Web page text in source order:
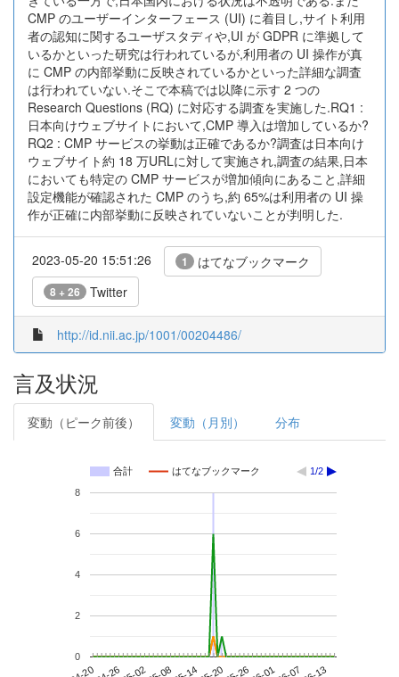
CMP のユーザーインターフェース (UI) に着目し,サイト利用
者の認知に関するユーザスタディや,UI が GDPR に準拠して
いるかといった研究は行われているが,利用者の UI 操作が真
に CMP の内部挙動に反映されているかといった詳細な調査
は行われていない.そこで本稿では以降に示す 2 つの
Research Questions (RQ) に対応する調査を実施した.RQ1 :
日本向けウェブサイトにおいて,CMP 導入は増加しているか?
RQ2 : CMP サービスの挙動は正確であるか?調査は日本向け
ウェブサイト約 18 万URLに対して実施され,調査の結果,日本
においても特定の CMP サービスが増加傾向にあること,詳細
設定機能が確認された CMP のうち,約 65%は利用者の UI 操
作が正確に内部挙動に反映されていないことが判明した.
2023-05-20 15:51:26 1 はてなブックマーク
8 + 26 Twitter
http://id.nii.ac.jp/1001/00204486/
言及状況
変動（ピーク前後） 変動（月別） 分布
合計 はてなブックマーク 1/2
0
2
4
6
8